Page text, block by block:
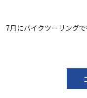
7月にバイクツーリング